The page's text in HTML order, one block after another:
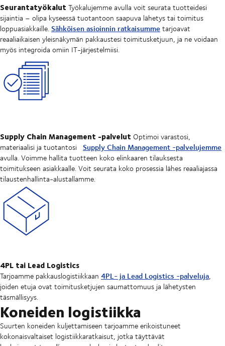
Seurantatyökalut Työkalujemme avulla voit seurata tuotteidesi
sijaintia – olipa kyseessä tuotantoon saapuva lähetys tai toimitus
loppuasiakkaille.Sähköisen asioinnin ratkaisummetarjoavat
reaaliaikaisen yleisnäkymän pakkaustesi toimitusketjuun, ja ne voidaan
myös integroida omiin IT-järjestelmiisi.
Supply Chain Management -palvelut Optimoi varastosi,
materiaalisi ja tuotantosi Supply Chain Management -palvelujemme
avulla. Voimme hallita tuotteen koko elinkaaren tilauksesta
toimitukseen asiakkaalle. Voit seurata koko prosessia lähes reaaliajassa
tilaustenhallinta-alustallamme.
4PL tai Lead Logistics
Tarjoamme pakkauslogistiikkaan 4PL- ja Lead Logistics -palveluja,
joiden etuja ovat toimitusketjujen saumattomuus ja lähetysten
täsmällisyys.
Koneiden logistiikka
Suurten koneiden kuljettamiseen tarjoamme erikoistuneet
kokonaisvaltaiset logistiikkaratkaisut, jotka täyttävät